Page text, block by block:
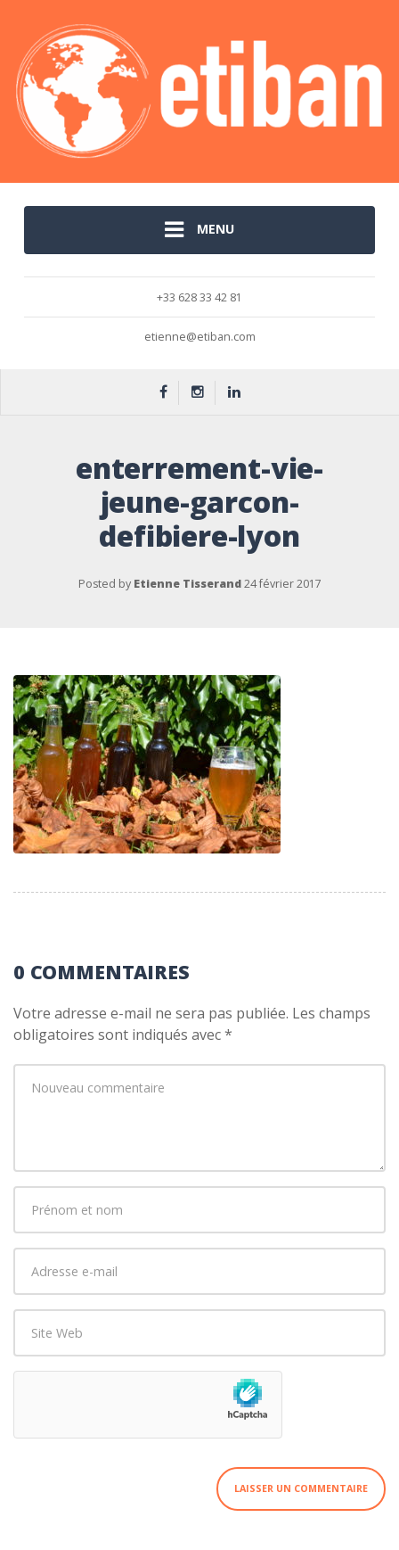
MENU
+33 628 33 42 81
etienne@etiban.com
enterrement-vie-
jeune-garcon-
defibiere-lyon
Posted by Etienne Tisserand 24 février 2017
0 COMMENTAIRES
Votre adresse e-mail ne sera pas publiée. Les champs
obligatoires sont indiqués avec*
commentaire*
nom*
mail
Web